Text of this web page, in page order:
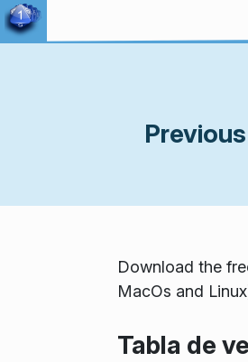
Ir al contenido
Download the
MacOs and
Tabla de